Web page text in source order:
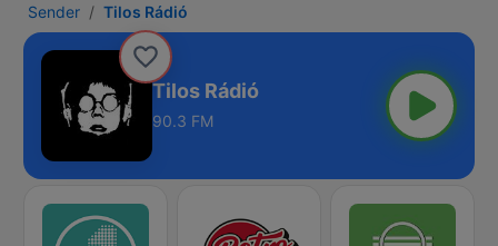
Sender Tilos Rádió
Tilos Rádió
90.3 FM